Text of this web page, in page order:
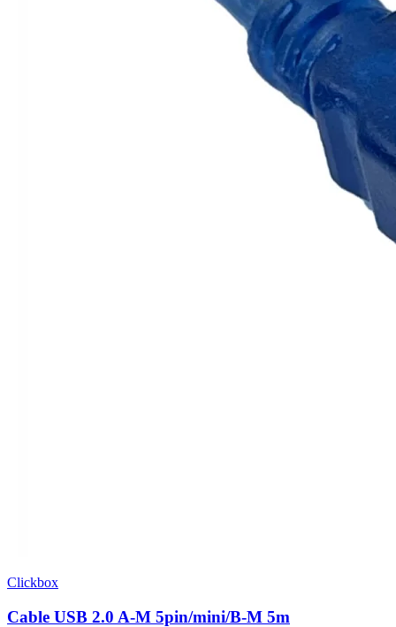
Clickbox
Cable USB 2.0 A-M 5pin/mini/B-M 5m